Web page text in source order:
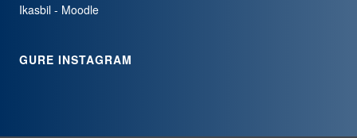
Ikasbil - Moodle
GURE INSTAGRAM